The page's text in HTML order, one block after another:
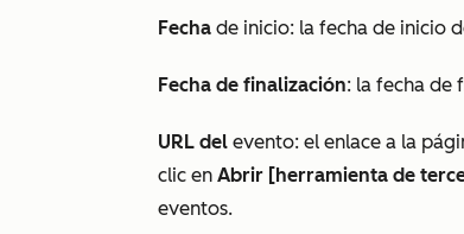
Fecha de inicio: la fecha de inicio
Fecha de finalización: la fecha de
URL del evento: el enlace a la
clic en Abrir [herramienta de
eventos.